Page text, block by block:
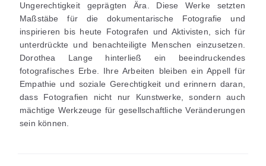
Ungerechtigkeit geprägten Ära. Diese Werke setzten
Maßstäbe für die dokumentarische Fotografie und
inspirieren bis heute Fotografen und Aktivisten, sich für
unterdrückte und benachteiligte Menschen einzusetzen.
Dorothea Lange hinterließ ein beeindruckendes
fotografisches Erbe. Ihre Arbeiten bleiben ein Appell für
Empathie und soziale Gerechtigkeit und erinnern daran,
dass Fotografien nicht nur Kunstwerke, sondern auch
mächtige Werkzeuge für gesellschaftliche Veränderungen
sein können.